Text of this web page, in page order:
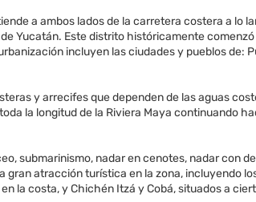
a ambos lados de la carretera costera a lo
Yucatán. Este distrito históricamente
incluyen las ciudades y pueblos de:
y arrecifes que dependen de las aguas
la longitud de la Riviera Maya continuando
submarinismo, nadar en cenotes, nadar con
gran atracción turística en la zona, incluyendo
la costa, y Chichén Itzá y Cobá, situados a